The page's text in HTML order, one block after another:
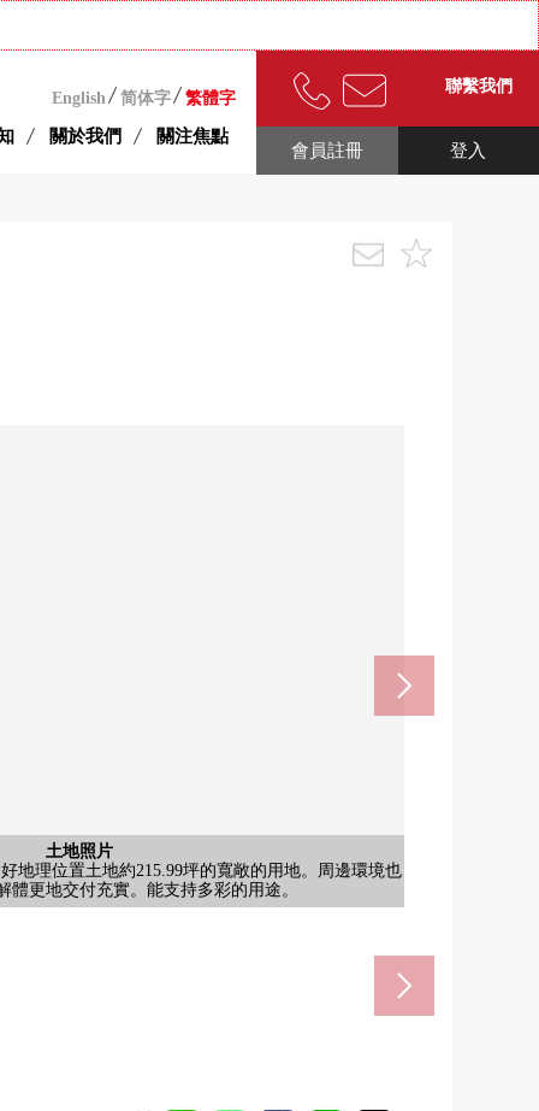
English 简体字 繁體字
關於我們 關注焦點
聯繫我們
登入
會員註冊
土地照片
地理位置土地約215.99坪的寬敞的用地。周邊環境也
體更地交付充實。能支持多彩的用途。
土地照片
地理位置土地約215.99坪的寬敞的用地。周邊環境也
體更地交付充實。能支持多彩的用途。
含有前面道路的外觀
：約3.2m接道間口：約23.5m參觀希望以及房屋詳細
是如感興趣,歡迎請隨時聯繫我們♪※火水定休
含有前面道路的外觀
：約3.2m接道間口：約23.5m參觀希望以及房屋詳細
是如感興趣,歡迎請隨時聯繫我們♪※火水定休
土地照片
地理位置土地約215.99坪的寬敞的用地。周邊環境也
體更地交付充實。能支持多彩的用途。
土地照片
地理位置土地約215.99坪的寬敞的用地。周邊環境也
體更地交付充實。能支持多彩的用途。
土地照片
地理位置土地約215.99坪的寬敞的用地。周邊環境也
體更地交付充實。能支持多彩的用途。
含有前面道路的外觀
：約3.2m接道間口：約23.5m參觀希望以及房屋詳細
是如感興趣,歡迎請隨時聯繫我們♪※火水定休
含有前面道路的外觀
：約3.2m接道間口：約23.5m參觀希望以及房屋詳細
是如感興趣,歡迎請隨時聯繫我們♪※火水定休
土地照片
地理位置土地約215.99坪的寬敞的用地。周邊環境也
體更地交付充實。能支持多彩的用途。
土地照片
地理位置土地約215.99坪的寬敞的用地。周邊環境也
體更地交付充實。能支持多彩的用途。
土地照片
地理位置土地約215.99坪的寬敞的用地。周邊環境也
體更地交付充實。能支持多彩的用途。
土地照片
地理位置土地約215.99坪的寬敞的用地。周邊環境也
體更地交付充實。能支持多彩的用途。
土地照片
地理位置土地約215.99坪的寬敞的用地。周邊環境也
體更地交付充實。能支持多彩的用途。
土地照片
地理位置土地約215.99坪的寬敞的用地。周邊環境也
體更地交付充實。能支持多彩的用途。
土地照片
地理位置土地約215.99坪的寬敞的用地。周邊環境也
體更地交付充實。能支持多彩的用途。
土地照片
地理位置土地約215.99坪的寬敞的用地。周邊環境也
體更地交付充實。能支持多彩的用途。
土地照片
地理位置土地約215.99坪的寬敞的用地。周邊環境也
體更地交付充實。能支持多彩的用途。
級市場前後商店(約1220m)
中京競馬場前商店(約470m)
榮小學(約840m)
榮中學(約1860m)
線"中京競馬場前"車站(約480m)
步行6分鐘